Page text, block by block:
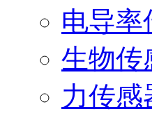
电导率
生物传
力传感